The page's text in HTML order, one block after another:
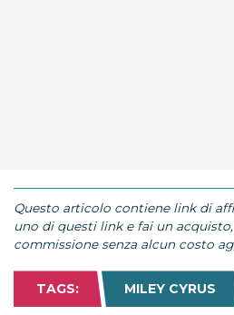
Questo articolo contiene link di
uno di questi link e fai un
commissione senza alcun costo
TAGS: MILEY CYRUS